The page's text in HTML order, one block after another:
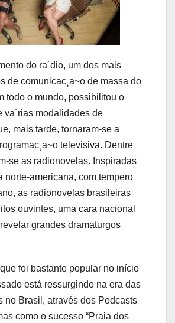
do ra´dio, um dos mais
de comunicac¸a~o de massa do
todo o mundo, possibilitou o
va´rias modalidades de
mais tarde, tornaram-se a
televisiva. Dentre
se as radionovelas. Inspiradas
norte-americana, com tempero
as radionovelas brasileiras
ouvintes, uma cara nacional
grandes dramaturgos
foi bastante popular no início
está ressurgindo na era das
no Brasil, através dos Podcasts
como o sucesso “Praia dos